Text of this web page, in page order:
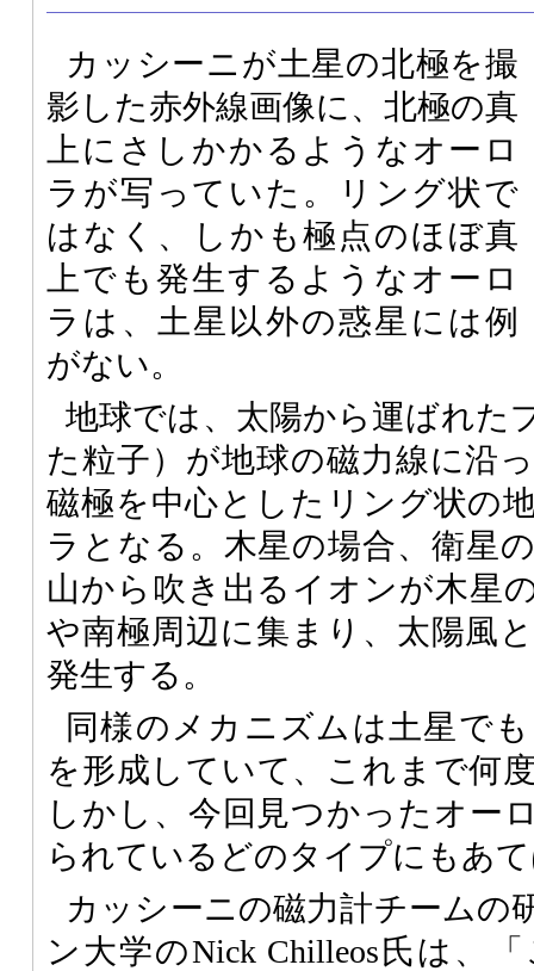
カッシーニが土星の北極を撮
影した赤外線画像に、北極の真
上にさしかかるようなオーロ
ラが写っていた。リング状で
はなく、しかも極点のほぼ真
上でも発生するようなオーロ
ラは、土星以外の惑星には例
がない。
地球では、太陽から運ばれた
た粒子）が地球の磁力線に沿
磁極を中心としたリング状の
ラとなる。木星の場合、衛星
山から吹き出るイオンが木星
や南極周辺に集まり、太陽風
発生する。
同様のメカニズムは土星で
を形成していて、これまで何
しかし、今回見つかったオー
られているどのタイプにもあ
カッシーニの磁力計チームの
ン大学のNick Chilleos氏は、